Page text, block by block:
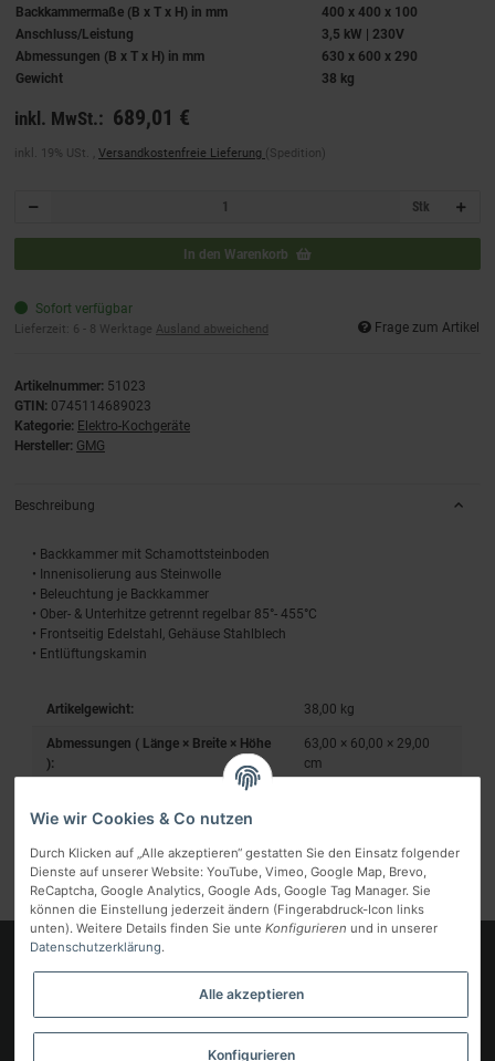
Backkammermaße (B x T x H) in mm
400 x 400 x 100
Anschluss/Leistung
3,5 kW | 230V
Abmessungen (B x T x H) in mm
630 x 600 x 290
Gewicht
38 kg
inkl. MwSt.: 689,01 €
inkl. 19% USt. , Versandkostenfreie Lieferung (Spedition)
Stk
In den Warenkorb
Sofort verfügbar
Lieferzeit: 6 - 8 Werktage Ausland abweichend Frage zum Artikel
Artikelnummer: 51023
GTIN: 0745114689023
Kategorie: Elektro-Kochgeräte
Hersteller: GMG
Beschreibung
• Backkammer mit Schamottsteinboden
• Innenisolierung aus Steinwolle
• Beleuchtung je Backkammer
• Ober- & Unterhitze getrennt regelbar 85°- 455°C
• Frontseitig Edelstahl, Gehäuse Stahlblech
• Entlüftungskamin
Artikelgewicht: 38,00 kg
Abmessungen ( Länge × Breite × Höhe
):
63,00 × 60,00 × 29,00
cm
Gesetzliche Informationen
Wie wir Cookies & Co nutzen
Durch Klicken auf „Alle akzeptieren“ gestatten Sie den Einsatz folgender
Dienste auf unserer Website: YouTube, Vimeo, Google Map, Brevo,
ReCaptcha, Google Analytics, Google Ads, Google Tag Manager. Sie
können die Einstellung jederzeit ändern (Fingerabdruck-Icon links
unten). Weitere Details finden Sie unte Konfigurieren und in unserer
Datenschutzerklärung.
Alle akzeptieren
Konfigurieren